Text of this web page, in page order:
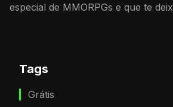
especial de MMORPGs e que te
Tags
Grátis